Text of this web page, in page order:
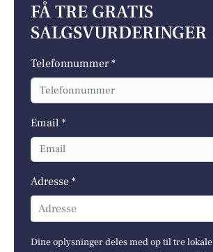
FÅ TRE GRATIS
SALGSVURDERINGER
Telefonnummer *
Email *
Adresse *
Adresse
Dine oplysninger deles med op til tre lokale